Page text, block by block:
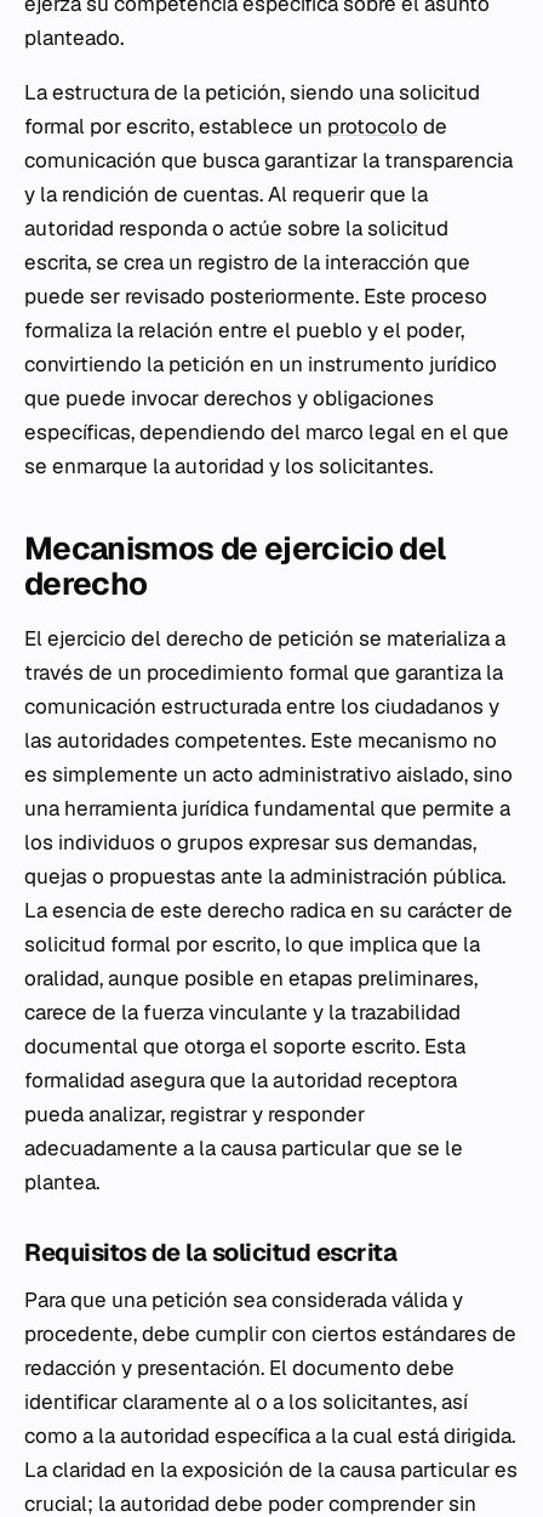
planteado.
La estructura de la petición, siendo una solicitud
formal por escrito, establece un protocolo de
comunicación que busca garantizar la transparencia
y la rendición de cuentas. Al requerir que la
autoridad responda o actúe sobre la solicitud
escrita, se crea un registro de la interacción que
puede ser revisado posteriormente. Este proceso
formaliza la relación entre el pueblo y el poder,
convirtiendo la petición en un instrumento jurídico
que puede invocar derechos y obligaciones
específicas, dependiendo del marco legal en el que
se enmarque la autoridad y los solicitantes.
Mecanismos de ejercicio del
derecho
El ejercicio del derecho de petición se materializa a
través de un procedimiento formal que garantiza la
comunicación estructurada entre los ciudadanos y
las autoridades competentes. Este mecanismo no
es simplemente un acto administrativo aislado, sino
una herramienta jurídica fundamental que permite a
los individuos o grupos expresar sus demandas,
quejas o propuestas ante la administración pública.
La esencia de este derecho radica en su carácter de
solicitud formal por escrito, lo que implica que la
oralidad, aunque posible en etapas preliminares,
carece de la fuerza vinculante y la trazabilidad
documental que otorga el soporte escrito. Esta
formalidad asegura que la autoridad receptora
pueda analizar, registrar y responder
adecuadamente a la causa particular que se le
plantea.
Requisitos de la solicitud escrita
Para que una petición sea considerada válida y
procedente, debe cumplir con ciertos estándares de
redacción y presentación. El documento debe
identificar claramente al o a los solicitantes, así
como a la autoridad específica a la cual está dirigida.
La claridad en la exposición de la causa particular es
crucial; la autoridad debe poder comprender sin